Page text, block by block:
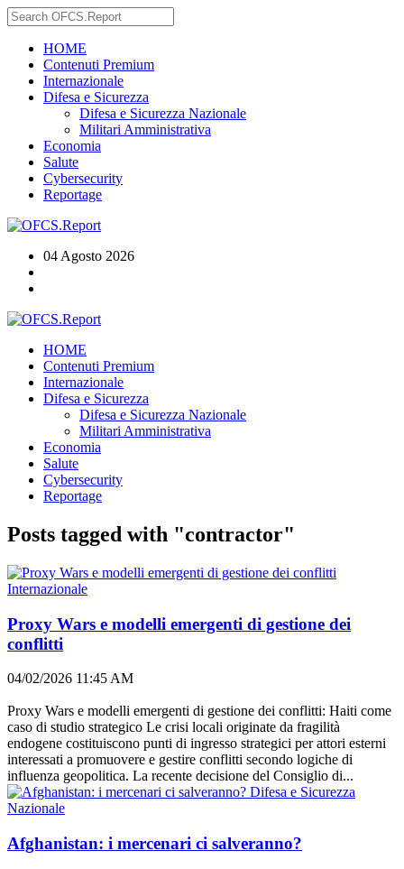
HOME
Contenuti Premium
Internazionale
Difesa e Sicurezza
Difesa e Sicurezza Nazionale
Militari Amministrativa
Economia
Salute
Cybersecurity
Reportage
04 Agosto 2026
HOME
Contenuti Premium
Internazionale
Difesa e Sicurezza
Difesa e Sicurezza Nazionale
Militari Amministrativa
Economia
Salute
Cybersecurity
Reportage
Posts tagged with "contractor"
Internazionale
Proxy Wars e modelli emergenti di gestione dei
conflitti
04/02/2026 11:45 AM
Proxy Wars e modelli emergenti di gestione dei conflitti: Haiti come
caso di studio strategico Le crisi locali originate da fragilità
endogene costituiscono punti di ingresso strategici per attori esterni
interessati a promuovere e gestire conflitti secondo logiche di
influenza geopolitica. La recente decisione del Consiglio di...
Difesa e Sicurezza
Nazionale
Afghanistan: i mercenari ci salveranno?